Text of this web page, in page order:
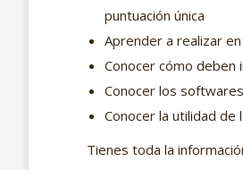
puntuación única
Aprender a realizar
Conocer cómo deben
Conocer los
Conocer la utilidad de
Tienes toda la